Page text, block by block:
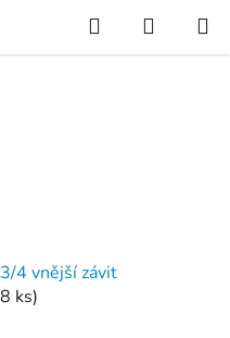
Hledat
KOŠÍK
4 vnější závit
ks)